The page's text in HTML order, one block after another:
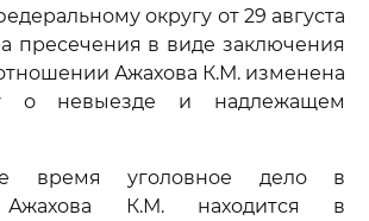
округу от 29 августа
пресечения в виде заключения
Ажахова К.М. изменена
о невыезде и надлежащем
время уголовное дело в
Ажахова К.М. находится в